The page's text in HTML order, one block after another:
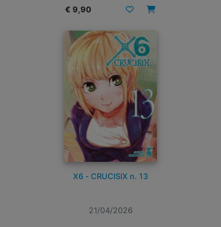
€ 9,90
X6 - CRUCISIX n. 13
21/04/2026